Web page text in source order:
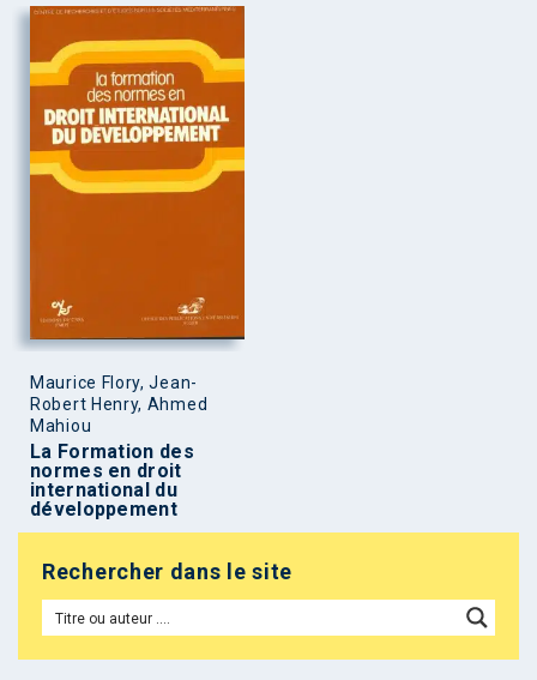
Maurice Flory, Jean-
Robert Henry, Ahmed
Mahiou
La Formation des
normes en droit
international du
développement
Rechercher dans le site